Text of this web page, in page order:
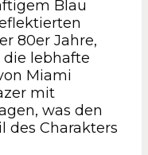
Blau
80er Jahre,
lebhafte
Miami
mit
was den
des Charakters